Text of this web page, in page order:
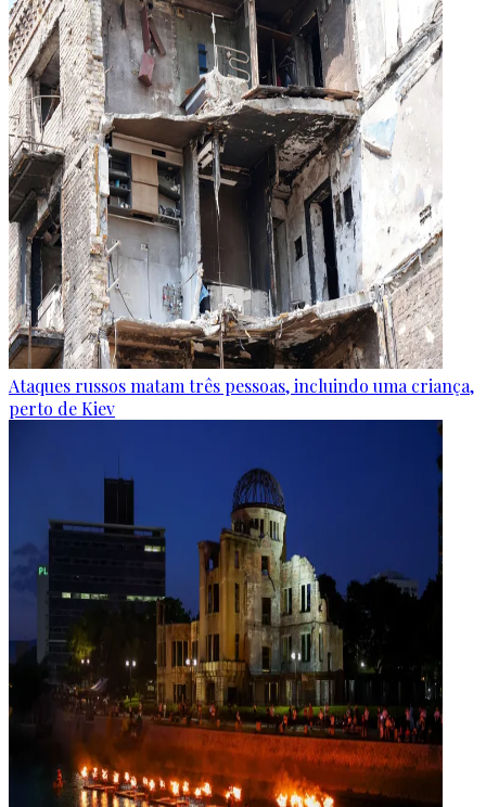
Ataques russos matam três pessoas, incluindo uma criança,
perto de Kiev